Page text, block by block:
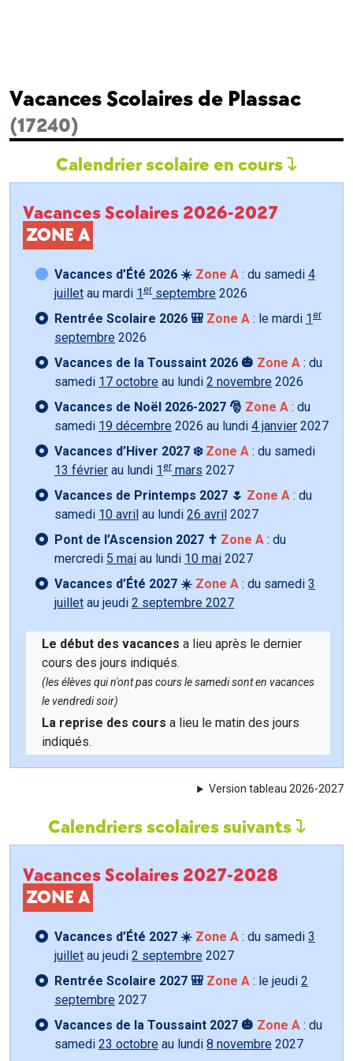
Vacances Scolaires de Plassac
(17240)
Calendrier scolaire en cours
Vacances Scolaires 2026-2027
ZONE A
Vacances d’Été 2026 ☀️ Zone A : du samedi 4
juillet au mardi 1 er septembre 2026
Rentrée Scolaire 2026 🎒 Zone A : le mardi 1 er
septembre 2026
Vacances de la Toussaint 2026 🎃 Zone A : du
samedi 17 octobre au lundi 2 novembre 2026
Vacances de Noël 2026-2027 🎅 Zone A : du
samedi 19 décembre 2026 au lundi 4 janvier 2027
Vacances d’Hiver 2027 ❄️ Zone A : du samedi
13 février au lundi 1 er mars 2027
Vacances de Printemps 2027 🌷 Zone A : du
samedi 10 avril au lundi 26 avril 2027
Pont de l’Ascension 2027 ✝️ Zone A : du
mercredi 5 mai au lundi 10 mai 2027
Vacances d’Été 2027 ☀️ Zone A : du samedi 3
juillet au jeudi 2 septembre 2027
Le début des vacances a lieu après le dernier
cours des jours indiqués.
(les élèves qui n'ont pas cours le samedi sont en vacances
le vendredi soir)
La reprise des cours a lieu le matin des jours
indiqués.
Version tableau 2026-2027
Calendriers scolaires suivants
Vacances Scolaires 2027-2028
ZONE A
Vacances d’Été 2027 ☀️ Zone A : du samedi 3
juillet au jeudi 2 septembre 2027
Rentrée Scolaire 2027 🎒 Zone A : le jeudi 2
septembre 2027
Vacances de la Toussaint 2027 🎃 Zone A : du
samedi 23 octobre au lundi 8 novembre 2027